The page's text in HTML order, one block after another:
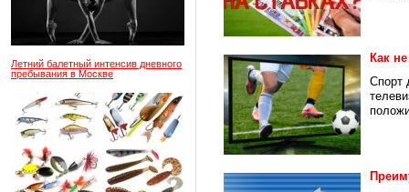
Летний балетный интенсив дневного
пребывания в Москве
Как
Спорт